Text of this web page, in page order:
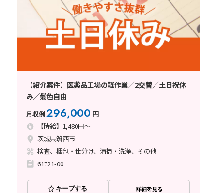
【紹介案件】医薬品工場の軽作業／2交替／土日祝休
み／髪色自由
月収例296,000 円
【時給】1,480円～
茨城県筑西市
検査、梱包・仕分け、清掃・洗浄、その他
61721-00
キープする 詳細を見る